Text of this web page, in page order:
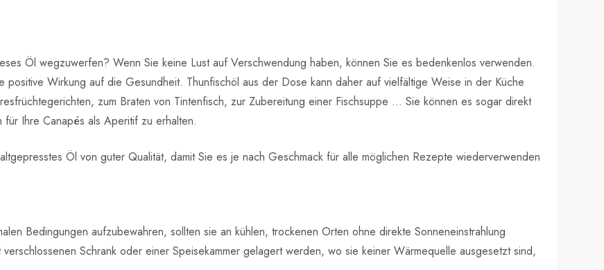
Öl wegzuwerfen? Wenn Sie keine Lust auf Verschwendung haben, können Sie es bedenkenlos verwenden.
positive Wirkung auf die Gesundheit. Thunfischöl aus der Dose kann daher auf vielfältige Weise in der Küche
zum Braten von Tintenfisch, zur Zubereitung einer Fischsuppe … Sie können es sogar direkt
Ihre Canapés als Aperitif zu erhalten.
Öl von guter Qualität, damit Sie es je nach Geschmack für alle möglichen Rezepte wiederverwenden
Bedingungen aufzubewahren, sollten sie an kühlen, trockenen Orten ohne direkte Sonneneinstrahlung
Schrank oder einer Speisekammer gelagert werden, wo sie keiner Wärmequelle ausgesetzt sind,